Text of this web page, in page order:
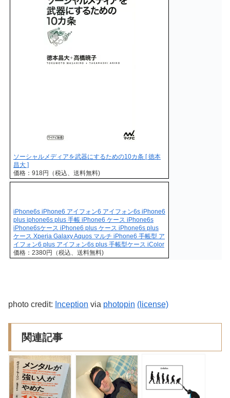
ソーシャルメディアを武器にするための10カ条 [ 徳本
昌大 ]
価格：918円（税込、送料無料)
iPhone6s iPhone6 アイフォン6 アイフォン6s iPhone6
plus iphone6s plus 手帳 iPhone6 ケース iPhone6s
iPhone6sケース iPhone6 plus ケース iPhone6s plus
ケース Xperia Galaxy Aquos マルチ iPhone6 手帳型 ア
イフォン6 plus アイフォン6s plus 手帳型ケース iColor
価格：2380円（税込、送料無料)
photo credit: Inception via photopin (license)
関連記事